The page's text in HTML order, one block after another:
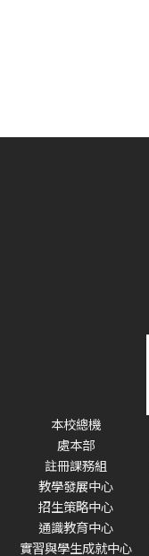
本校總機
處本部
註冊課務組
教學發展中心
招生策略中心
通識教育中心
實習與學生成就中心